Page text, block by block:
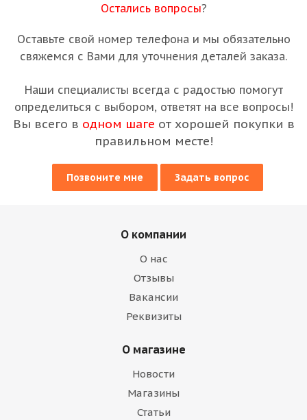
Остались вопросы?
Оставьте свой номер телефона и мы обязательно
свяжемся с Вами для уточнения деталей заказа.
Наши специалисты всегда с радостью помогут
определиться с выбором, ответят на все вопросы!
Вы всего в одном шаге от хорошей покупки в
правильном месте!
Позвоните мне Задать вопрос
О компании
О нас
Отзывы
Вакансии
Реквизиты
О магазине
Новости
Магазины
Статьи